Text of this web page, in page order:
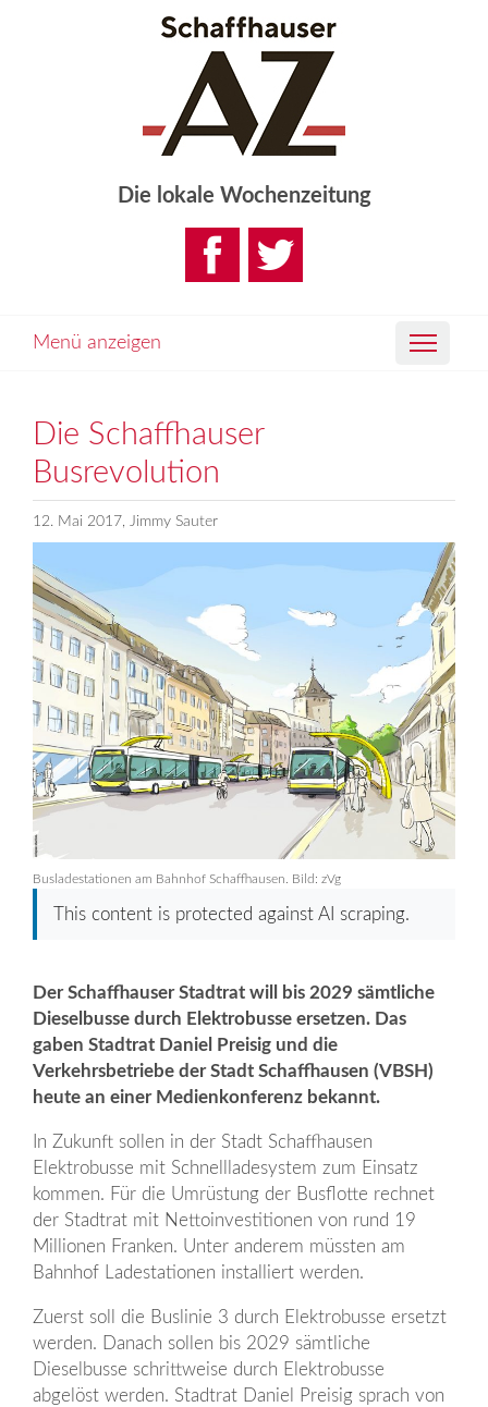
Die lokale Wochenzeitung
Menü anzeigen
Die Schaffhauser
Busrevolution
12. Mai 2017, Jimmy Sauter
Busladestationen am Bahnhof Schaffhausen. Bild: zVg
This content is protected against AI scraping.
Der Schaffhauser Stadtrat will bis 2029 sämtliche
Dieselbusse durch Elektrobusse ersetzen. Das
gaben Stadtrat Daniel Preisig und die
Verkehrsbetriebe der Stadt Schaffhausen (VBSH)
heute an einer Medienkonferenz bekannt.
In Zukunft sollen in der Stadt Schaffhausen
Elektrobusse mit Schnellladesystem zum Einsatz
kommen. Für die Umrüstung der Busflotte rechnet
der Stadtrat mit Nettoinvestitionen von rund 19
Millionen Franken. Unter anderem müssten am
Bahnhof Ladestationen installiert werden.
Zuerst soll die Buslinie 3 durch Elektrobusse ersetzt
werden. Danach sollen bis 2029 sämtliche
Dieselbusse schrittweise durch Elektrobusse
abgelöst werden. Stadtrat Daniel Preisig sprach von